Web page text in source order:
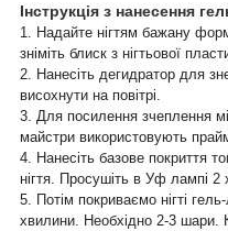
Інструкція з нанесення
1. Надайте нігтям бажану
зніміть блиск з нігтьової
2. Нанесіть дегидратор для
висохнути на повітрі.
3. Для посилення зчеплення
майстри використовують
4. Нанесіть базове покриття
нігтя. Просушіть в Уф лампі 2
5. Потім покриваємо нігті
хвилини. Необхідно 2-3 шари.